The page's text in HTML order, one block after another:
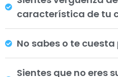
característica de tu
No sabes o te
Sientes que no eres